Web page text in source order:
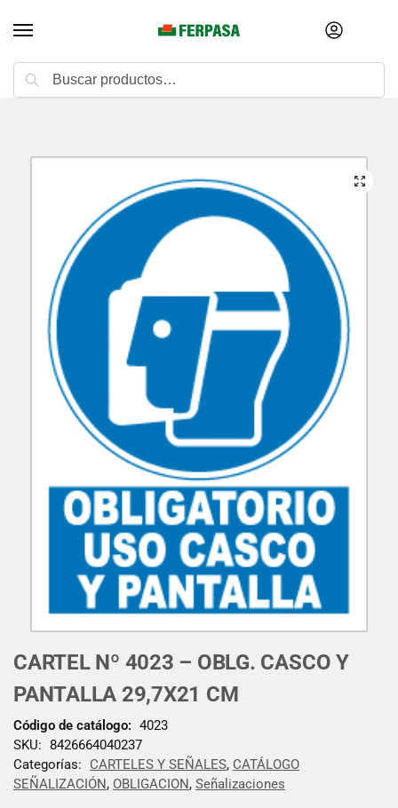
CARTEL Nº 4023 – OBLG. CASCO Y
PANTALLA 29,7X21 CM
Código de catálogo: 4023
SKU: 8426664040237
Categorías:
CARTELES Y SEÑALES, CATÁLOGO
SEÑALIZACIÓN, OBLIGACION, Señalizaciones